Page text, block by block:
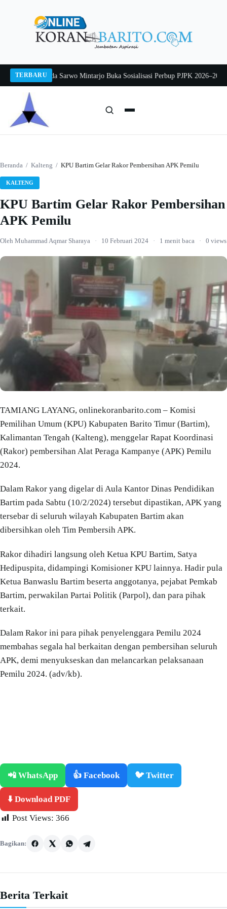
TERBARU
2026Pj Sekda Sarwo Mintarjo Buka Sosialisasi Perbup PJPK 2026–2030
Beranda / Kalteng / KPU Bartim Gelar Rakor Pembersihan APK Pemilu
KALTENG
KPU Bartim Gelar Rakor Pembersihan
APK Pemilu
Oleh Muhammad Aqmar Sharaya · 10 Februari 2024 · 1 menit baca · 0 views
TAMIANG LAYANG, onlinekoranbarito.com – Komisi
Pemilihan Umum (KPU) Kabupaten Barito Timur (Bartim),
Kalimantan Tengah (Kalteng), menggelar Rapat Koordinasi
(Rakor) pembersihan Alat Peraga Kampanye (APK) Pemilu
2024.
Dalam Rakor yang digelar di Aula Kantor Dinas Pendidikan
Bartim pada Sabtu (10/2/2024) tersebut dipastikan, APK yang
tersebar di seluruh wilayah Kabupaten Bartim akan
dibersihkan oleh Tim Pembersih APK.
Rakor dihadiri langsung oleh Ketua KPU Bartim, Satya
Hedipuspita, didampingi Komisioner KPU lainnya. Hadir pula
Ketua Banwaslu Bartim beserta anggotanya, pejabat Pemkab
Bartim, perwakilan Partai Politik (Parpol), dan para pihak
terkait.
Dalam Rakor ini para pihak penyelenggara Pemilu 2024
membahas segala hal berkaitan dengan pembersihan seluruh
APK, demi menyukseskan dan melancarkan pelaksanaan
Pemilu 2024. (adv/kb).
📲 WhatsApp 👍 Facebook 🐦 Twitter
⬇️ Download PDF
Post Views: 366
Bagikan:
Berita Terkait